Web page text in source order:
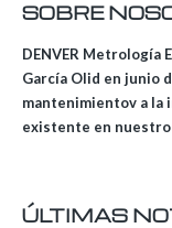
SOBRE
DENVER Metrología
García Olid en junio
mantenimientov a
existente en nuestro
ÚLTIMAS